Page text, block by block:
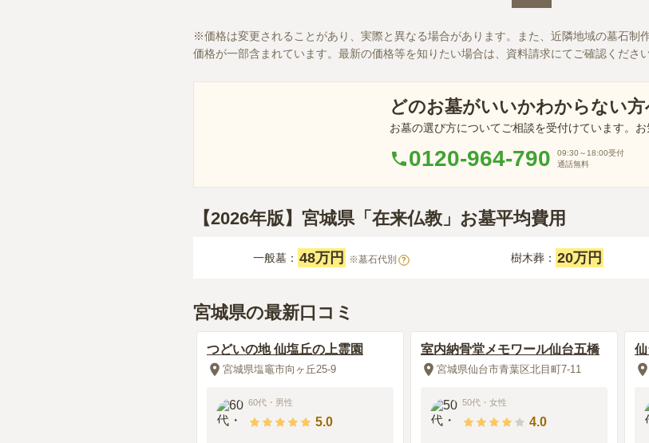
価格は変更されることがあり、実際と異なる場合があります。また、近隣地域の墓石制
価格が一部含まれています。最新の価格等を知りたい場合は、資料請求にてご確認ください
どのお墓がいいかわからない方
お墓の選び方についてご相談を受付けています。お
0120-964-790 09:30～18:00受付
通話無料
【2026年版】宮城県「在来仏教」お墓平均費用
一般墓： 48万円 ※墓石代別 ? 樹木葬： 20万円
宮城県の最新口コミ
つどいの地 仙塩丘の上霊園
宮城県塩竈市向ヶ丘25-9
60代 ・ 男性
5.0
室内納骨堂メモワール仙台五橋
宮城県仙台市青葉区北目町7-11
50代 ・ 女性
4.0